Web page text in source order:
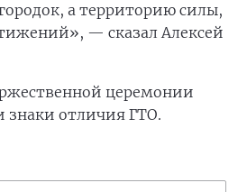
а территорию силы,
— сказал Алексей
церемонии
отличия ГТО.